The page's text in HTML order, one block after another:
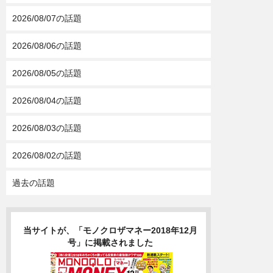
2026/08/07の話題
2026/08/06の話題
2026/08/05の話題
2026/08/04の話題
2026/08/03の話題
2026/08/02の話題
過去の話題
当サイトが、「モノクロザマネー2018年12月
号」に掲載されました